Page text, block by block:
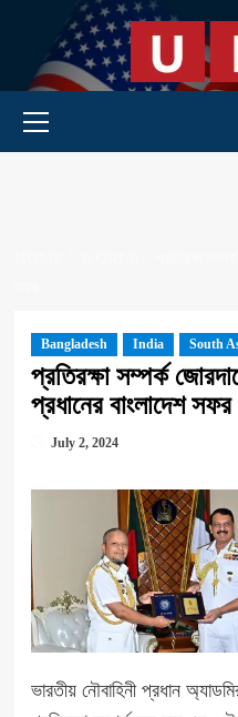
content
Primary Menu
Bangladesh India South
প্রতিরক্ষা সম্পর্ক
প্রধানের বাংলাদেশ সফর
July 2, 2024
ভারতীয় নৌবাহিনী প্রধান